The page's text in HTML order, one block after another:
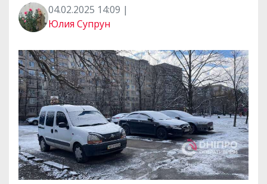
04.02.2025 14:09 |
Юлия Супрун